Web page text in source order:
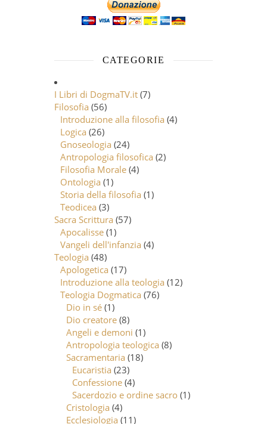
CATEGORIE
I Libri di DogmaTV.it (7)
Filosofia (56)
Introduzione alla filosofia (4)
Logica (26)
Gnoseologia (24)
Antropologia filosofica (2)
Filosofia Morale (4)
Ontologia (1)
Storia della filosofia (1)
Teodicea (3)
Sacra Scrittura (57)
Apocalisse (1)
Vangeli dell'infanzia (4)
Teologia (48)
Apologetica (17)
Introduzione alla teologia (12)
Teologia Dogmatica (76)
Dio in sé (1)
Dio creatore (8)
Angeli e demoni (1)
Antropologia teologica (8)
Sacramentaria (18)
Eucaristia (23)
Confessione (4)
Sacerdozio e ordine sacro (1)
Cristologia (4)
Ecclesiologia (11)